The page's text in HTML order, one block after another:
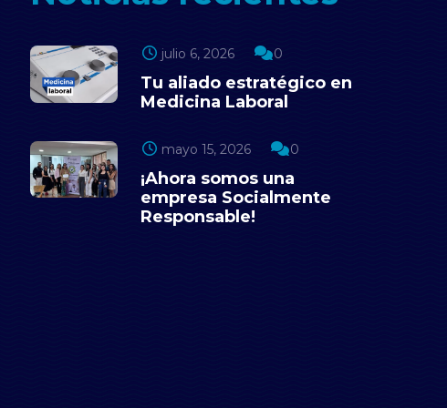
julio 6, 2026 0
Tu aliado estratégico en
Medicina Laboral
mayo 15, 2026 0
¡Ahora somos una
empresa Socialmente
Responsable!